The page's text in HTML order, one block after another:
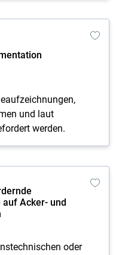
und laut
werden.
Acker- und
oder